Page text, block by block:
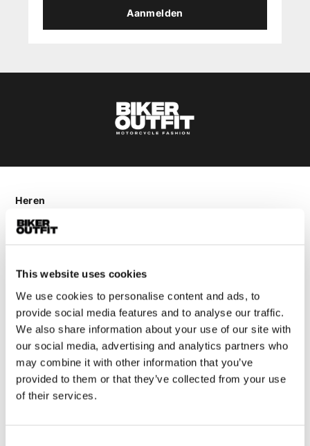
This website uses cookies
We use cookies to personalise content and ads, to
provide social media features and to analyse our traffic.
We also share information about your use of our site with
our social media, advertising and analytics partners who
may combine it with other information that you’ve
provided to them or that they’ve collected from your use
of their services.
Aanmelden
Heren
Motorkleding heren
Motorpak heren
Motorjeans heren
Motorhoodie heren
Motorhelm heren
Motorhandschoenen heren